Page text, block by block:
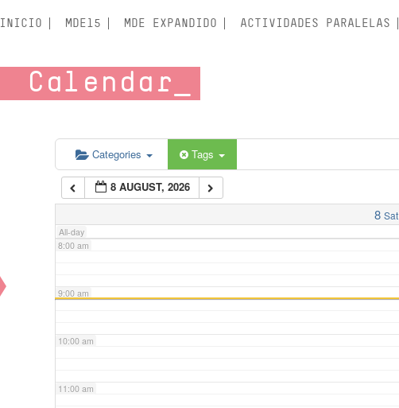
INICIO MDE15 MDE EXPANDIDO ACTIVIDADES PARALELAS
Calendar
Categories Tags
8 AUGUST, 2026
8 Sat
All-day
5:00 am
6:00 am
7:00 am
8:00 am
9:00 am
10:00 am
11:00 am